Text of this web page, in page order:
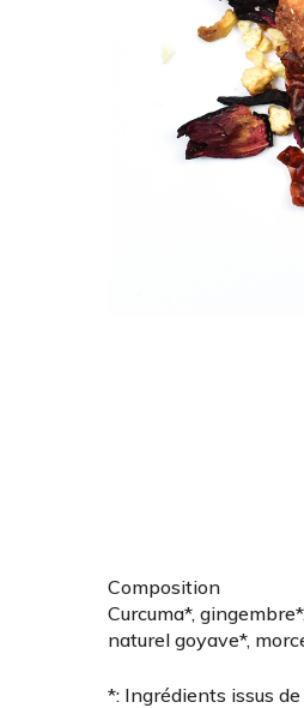
Composition
Curcuma*,
naturel goyave*,
*: Ingrédients issus